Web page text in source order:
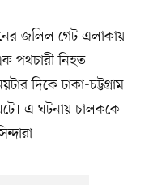
জলিল গেট এলাকায়
পথচারী নিহত
দিকে ঢাকা-চট্টগ্রাম
এ ঘটনায় চালককে